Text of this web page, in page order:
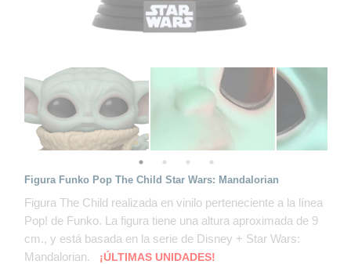
Figura Funko Pop The Child Star Wars: Mandalorian
Figura The Child realizada en vinilo perteneciente a la línea
Pop! de Funko. La figura tiene una altura aproximada de 9
cm., y está basada en la serie de Disney + Star Wars:
Mandalorian.
¡ÚLTIMAS UNIDADES!